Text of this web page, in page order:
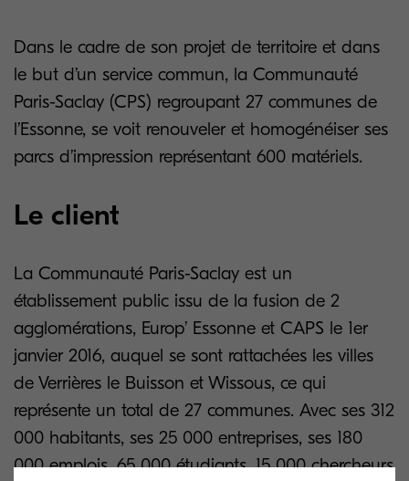
Dans le cadre de son projet de territoire et dans
le but d’un service commun, la Communauté
Paris-Saclay (CPS) regroupant 27 communes de
l’Essonne, se voit renouveler et homogénéiser ses
parcs d’impression représentant 600 matériels.
Le client
La Communauté Paris-Saclay est un
établissement public issu de la fusion de 2
agglomérations, Europ’ Essonne et CAPS le 1er
janvier 2016, auquel se sont rattachées les villes
de Verrières le Buisson et Wissous, ce qui
représente un total de 27 communes. Avec ses 312
000 habitants, ses 25 000 entreprises, ses 180
000 emplois, 65 000 étudiants, 15 000 chercheurs